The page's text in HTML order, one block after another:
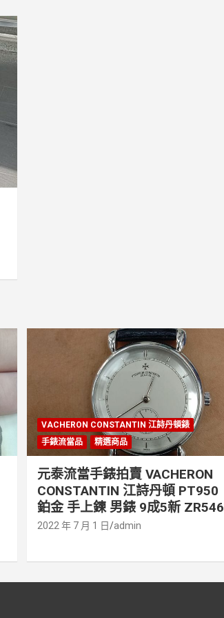
VACHERON CONSTANTIN 江詩丹頓錶
手錶流當品
精選商品
元泰流當手錶拍賣 VACHERON
CONSTANTIN 江詩丹頓 PT950
鉑金 手上鍊 男錶 9成5新 ZR546
2022 年 7 月 1 日 admin